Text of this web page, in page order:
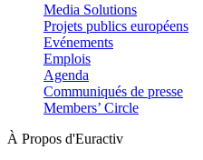
Media Solutions
Projets publics européens
Evénements
Emplois
Agenda
Communiqués de presse
Members’ Circle
À Propos d'Euractiv